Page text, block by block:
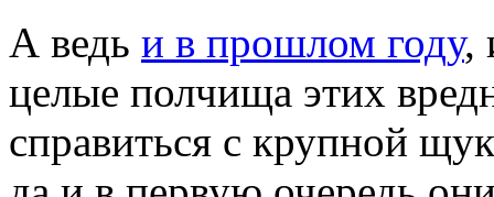
А ведь и в прошлом году,
целые полчища этих
справиться с крупной